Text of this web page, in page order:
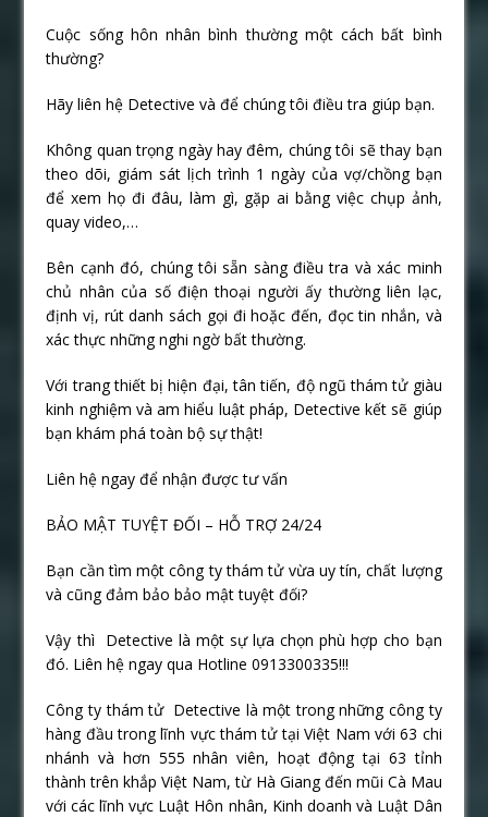
Cuộc sống hôn nhân bình thường một cách bất bình
thường?
Hãy liên hệ Detective và để chúng tôi điều tra giúp bạn.
Không quan trọng ngày hay đêm, chúng tôi sẽ thay bạn
theo dõi, giám sát lịch trình 1 ngày của vợ/chồng bạn
để xem họ đi đâu, làm gì, gặp ai bằng việc chụp ảnh,
quay video,…
Bên cạnh đó, chúng tôi sẵn sàng điều tra và xác minh
chủ nhân của số điện thoại người ấy thường liên lạc,
định vị, rút danh sách gọi đi hoặc đến, đọc tin nhắn, và
xác thực những nghi ngờ bất thường.
Với trang thiết bị hiện đại, tân tiến, độ ngũ thám tử giàu
kinh nghiệm và am hiểu luật pháp, Detective kết sẽ giúp
bạn khám phá toàn bộ sự thật!
Liên hệ ngay để nhận được tư vấn
BẢO MẬT TUYỆT ĐỐI – HỖ TRỢ 24/24
Bạn cần tìm một công ty thám tử vừa uy tín, chất lượng
và cũng đảm bảo bảo mật tuyệt đối?
Vậy thì Detective là một sự lựa chọn phù hợp cho bạn
đó. Liên hệ ngay qua Hotline 0913300335!!!
Công ty thám tử Detective là một trong những công ty
hàng đầu trong lĩnh vực thám tử tại Việt Nam với 63 chi
nhánh và hơn 555 nhân viên, hoạt động tại 63 tỉnh
thành trên khắp Việt Nam, từ Hà Giang đến mũi Cà Mau
với các lĩnh vực Luật Hôn nhân, Kinh doanh và Luật Dân